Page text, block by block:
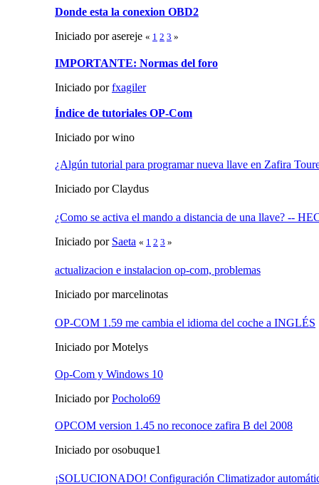
Donde esta la conexion OBD2
Iniciado por asereje « 1 2 3 »
IMPORTANTE: Normas del foro
Iniciado porfxagiler
Índice de tutoriales OP-Com
Iniciado por wino
¿Algún tutorial para programar nueva llave en Zafira
Iniciado por Claydus
¿Como se activa el mando a distancia de una llave? --
Iniciado por Saeta « 1 2 3 »
actualizacion e instalacion op-com, problemas
Iniciado por marcelinotas
OP-COM 1.59 me cambia el idioma del coche a INGLÉS
Iniciado por Motelys
Op-Com y Windows 10
Iniciado porPocholo69
OPCOM version 1.45 no reconoce zafira B del 2008
Iniciado por osobuque1
¡SOLUCIONADO! Configuración Climatizador